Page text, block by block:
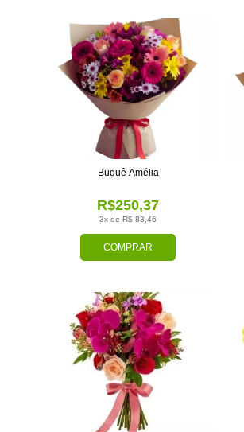
COMPRAR
3x de R$ 83,46
R$250,37
Buquê Amélia